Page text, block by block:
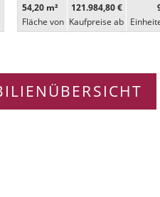
54,20 m²
Fläche von
121.984,80 €
Kaufpreise ab